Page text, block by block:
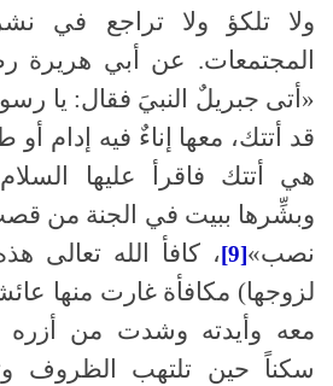
ولا تلكؤ ولا تراجع في
المجتمعات. عن أبي هريرة
«أتى جبريلٌ النبيَ فقال: يا
قد أتتك، معها إناءٌ فيه إدام
هي أتتك فاقرأ عليها
وبشِّرها ببيت في الجنة من
نصب»[9] ، كافأ الله تعالى
لزوجها) مكافأة غارت منها
معه وأيدته وشدت من أزره
سكناً حين تلتهب الظروف